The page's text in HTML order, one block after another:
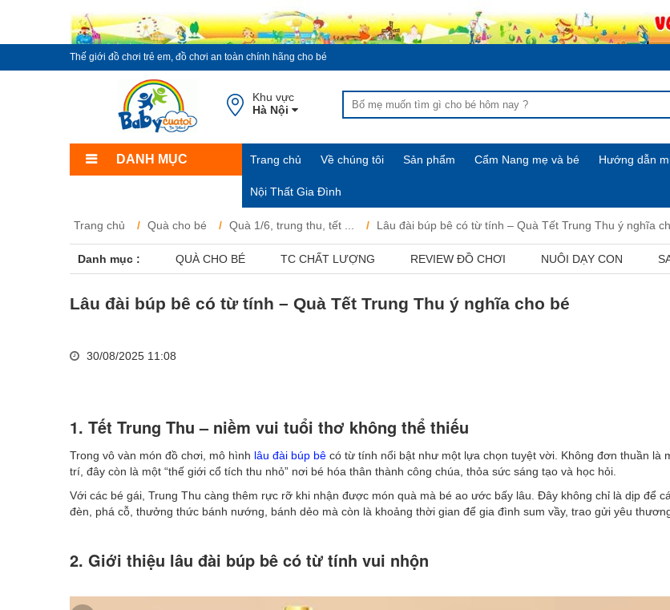
Thế giới đồ chơi trẻ em, đồ chơi an toàn chính hãng cho bé
Khu vực
Hà Nội
DANH MỤC Trang chủ Về chúng tôi Sản phẩm Cẩm Nang mẹ và bé Hướng dẫn
Nội Thất Gia Đình
Trang chủ Quà cho bé Quà 1/6, trung thu, tết ... Lâu đài búp bê có từ tính – Quà Tết Trung Thu ý nghĩa
Danh mục : QUÀ CHO BÉ TC CHẤT LƯỢNG REVIEW ĐỒ CHƠI NUÔI DẠY CON
Lâu đài búp bê có từ tính – Quà Tết Trung Thu ý nghĩa cho bé
30/08/2025 11:08
1. Tết Trung Thu – niềm vui tuổi thơ không thể thiếu
Trong vô vàn món đồ chơi, mô hình lâu đài búp bê có từ tính nổi bật như một lựa chọn tuyệt vời. Không đơn thuần là
trí, đây còn là một “thế giới cổ tích thu nhỏ” nơi bé hóa thân thành công chúa, thỏa sức sáng tạo và học hỏi.
Với các bé gái, Trung Thu càng thêm rực rỡ khi nhận được món quà mà bé ao ước bấy lâu. Đây không chỉ là dịp để
đèn, phá cỗ, thưởng thức bánh nướng, bánh dẻo mà còn là khoảng thời gian để gia đình sum vầy, trao gửi yêu
2. Giới thiệu lâu đài búp bê có từ tính vui nhộn